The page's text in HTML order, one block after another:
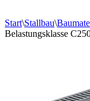
Start\Stallbau\
Belastungsklasse